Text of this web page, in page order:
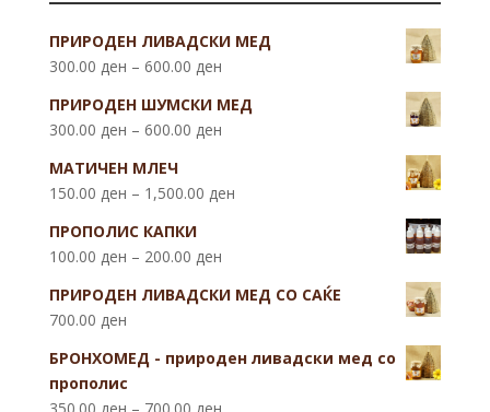
ПРИРОДЕН ЛИВАДСКИ МЕД
300.00 ден – 600.00 ден
ПРИРОДЕН ШУМСКИ МЕД
300.00 ден – 600.00 ден
МАТИЧЕН МЛЕЧ
150.00 ден – 1,500.00 ден
ПРОПОЛИС КАПКИ
100.00 ден – 200.00 ден
ПРИРОДЕН ЛИВАДСКИ МЕД СО САЌЕ
700.00 ден
БРОНХОМЕД - природен ливадски мед со
прополис